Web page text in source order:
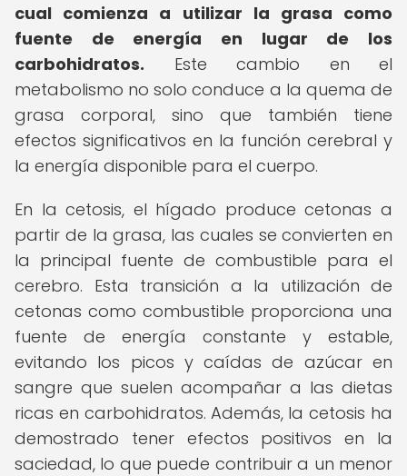
cual comienza a utilizar la grasa como
fuente de energía en lugar de los
carbohidratos. Este cambio en el
metabolismo no solo conduce a la quema de
grasa corporal, sino que también tiene
efectos significativos en la función cerebral y
la energía disponible para el cuerpo.
En la cetosis, el hígado produce cetonas a
partir de la grasa, las cuales se convierten en
la principal fuente de combustible para el
cerebro. Esta transición a la utilización de
cetonas como combustible proporciona una
fuente de energía constante y estable,
evitando los picos y caídas de azúcar en
sangre que suelen acompañar a las dietas
ricas en carbohidratos. Además, la cetosis ha
demostrado tener efectos positivos en la
saciedad, lo que puede contribuir a un menor